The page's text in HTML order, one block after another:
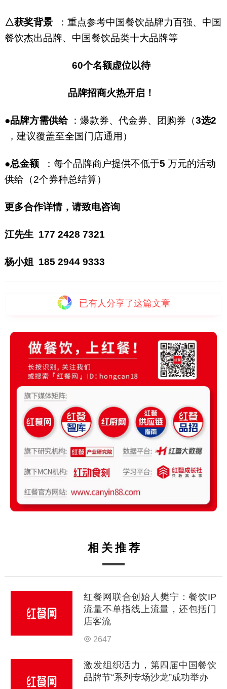
△获奖背景
：重点参考中国餐饮品牌力百强、中国
餐饮杰出品牌、中国餐饮品类十大品牌等
60个名额虚位以待
品牌招商火热开启！
●品牌方需供给 ：爆款券、代金券、团购券（3选2
，建议覆盖至全国门店通用）
●总金额 ：每个品牌商户提供不低于5 万元的活动
供给（2个券种总结算）
更多合作详情，请致电咨询
江先生 177 2428 7321
杨小姐 185 2944 9333
已有 人分享了这篇文章
相关推荐
红餐网联合创始人樊宁：餐饮IP
流量不单指线上流量，还包括门
店客流
2647
激发组织活力，第四届中国餐饮
品牌节“系列专场沙龙”成功举办